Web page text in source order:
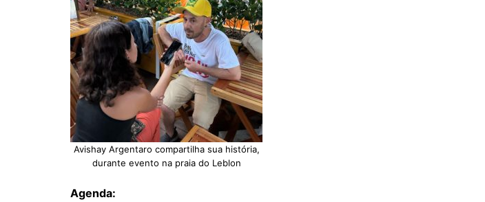
Avishay Argentaro compartilha sua história,
durante evento na praia do Leblon
Agenda: